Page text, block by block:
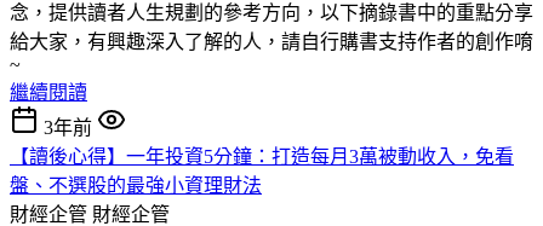
念，提供讀者人生規劃的參考方向，以下摘錄書中的重點分享
給大家，有興趣深入了解的人，請自行購書支持作者的創作唷
~
繼續閱讀
3年前
【讀後心得】一年投資5分鐘：打造每月3萬被動收入，免看
盤、不選股的最強小資理財法
財經企管 財經企管